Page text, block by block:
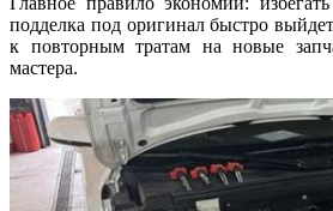
подделка под оригинал быстро
к повторным тратам на новые
мастера.